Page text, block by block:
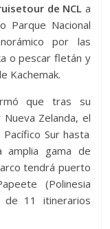
de NCL a
Parque Nacional
por las
o pescar fletán y
Kachemak.
que tras su
Zelanda, el
Sur hasta
amplia gama de
tendrá puerto
(Polinesia
de 11 itinerarios